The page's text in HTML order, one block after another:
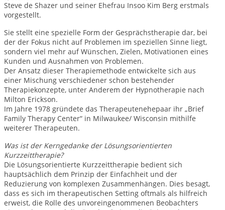
Steve de Shazer und seiner Ehefrau Insoo Kim Berg erstmals
vorgestellt.
Sie stellt eine spezielle Form der Gesprächstherapie dar, bei
der der Fokus nicht auf Problemen im speziellen Sinne liegt,
sondern viel mehr auf Wünschen, Zielen, Motivationen eines
Kunden und Ausnahmen von Problemen.
Der Ansatz dieser Therapiemethode entwickelte sich aus
einer Mischung verschiedener schon bestehender
Therapiekonzepte, unter Anderem der Hypnotherapie nach
Milton Erickson.
Im Jahre 1978 gründete das Therapeutenehepaar ihr „Brief
Family Therapy Center“ in Milwaukee/ Wisconsin mithilfe
weiterer Therapeuten.
Was ist der Kerngedanke der Lösungsorientierten
Kurzzeittherapie?
Die Lösungsorientierte Kurzzeittherapie bedient sich
hauptsächlich dem Prinzip der Einfachheit und der
Reduzierung von komplexen Zusammenhängen. Dies besagt,
dass es sich im therapeutischen Setting oftmals als hilfreich
erweist, die Rolle des unvoreingenommenen Beobachters